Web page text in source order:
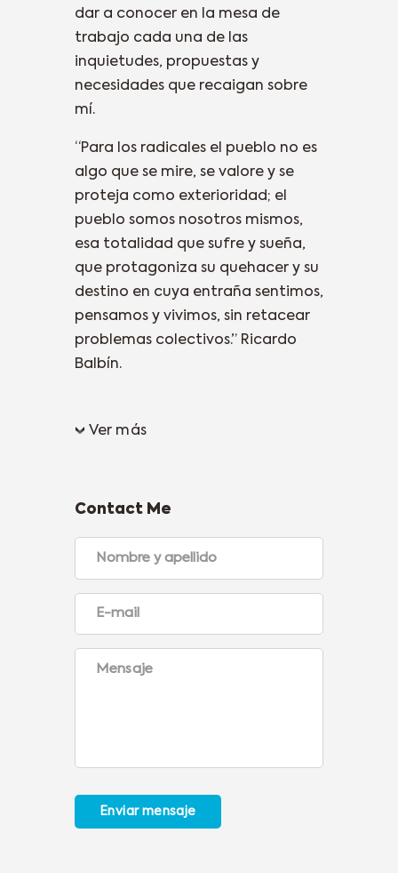
dar a conocer en la mesa de
trabajo cada una de las
inquietudes, propuestas y
necesidades que recaigan sobre
mí.
“Para los radicales el pueblo no es
algo que se mire, se valore y se
proteja como exterioridad; el
pueblo somos nosotros mismos,
esa totalidad que sufre y sueña,
que protagoniza su quehacer y su
destino en cuya entraña sentimos,
pensamos y vivimos, sin retacear
problemas colectivos.” Ricardo
Balbín.
Ver más
Contact Me